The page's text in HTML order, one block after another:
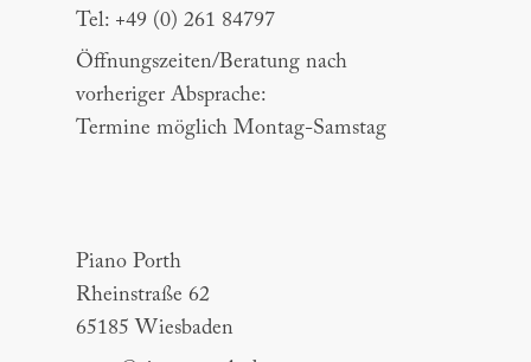
Tel: +49 (0) 261 84797
Öffnungszeiten/Beratung nach
vorheriger Absprache:
Termine möglich Montag-Samstag
Piano Porth
Rheinstraße 62
65185 Wiesbaden